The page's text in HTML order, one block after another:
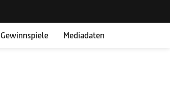
Gewinnspiele Mediadaten